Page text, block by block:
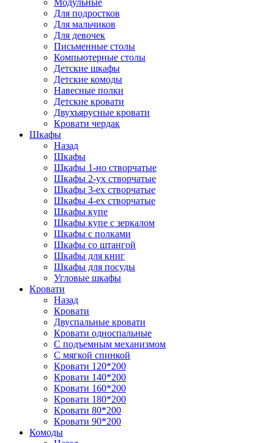
Модульные
Для подростков
Для мальчиков
Для девочек
Письменные столы
Компьютерные столы
Детские шкафы
Детские комоды
Навесные полки
Детские кровати
Двухъярусные кровати
Кровати чердак
Шкафы
Назад
Шкафы
Шкафы 1-но створчатые
Шкафы 2-ух створчатые
Шкафы 3-ех створчатые
Шкафы 4-ех створчатые
Шкафы купе
Шкафы купе с зеркалом
Шкафы с полками
Шкафы со штангой
Шкафы для книг
Шкафы для посуды
Угловые шкафы
Кровати
Назад
Кровати
Двуспальные кровати
Кровати односпальные
С подъемным механизмом
С мягкой спинкой
Кровати 120*200
Кровати 140*200
Кровати 160*200
Кровати 180*200
Кровати 80*200
Кровати 90*200
Комоды